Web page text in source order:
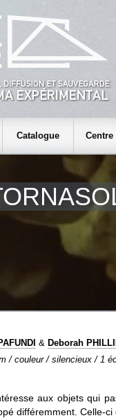
Catalogue Centre
& Deborah
/ couleur / silencieux / 1
aux objets qui
différemment. Celle-ci